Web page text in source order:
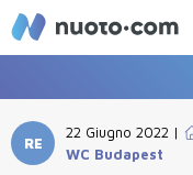
RE
22 Giugno 2022 |
WC Budapest